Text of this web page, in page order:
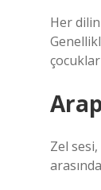
Her
Zel